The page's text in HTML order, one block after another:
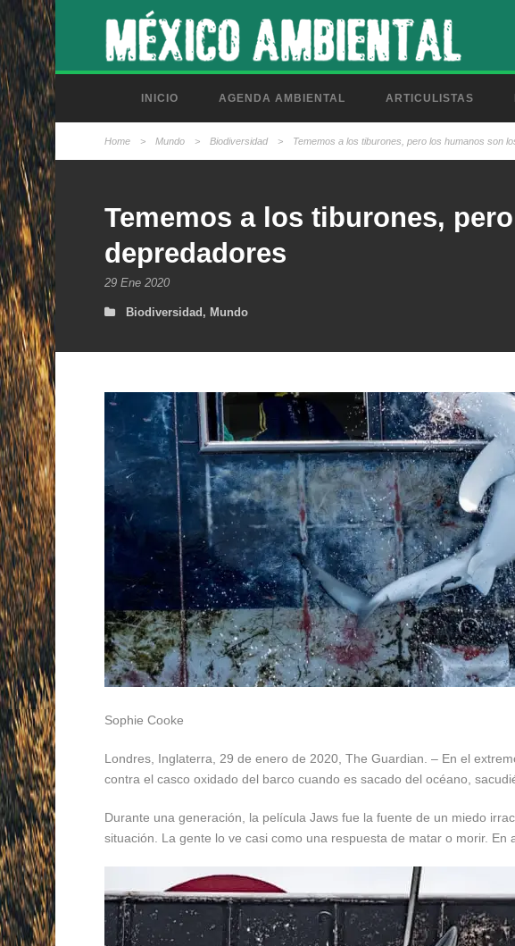
INICIO AGENDA AMBIENTAL ARTICULISTAS
Home > Mundo > Biodiversidad > Tememos a los tiburones, pero los humanos son
Tememos a los tiburones,
depredadores
29 Ene 2020
Biodiversidad , Mundo
Sophie Cooke
Londres, Inglaterra, 29 de enero de 2020, The Guardian. – En el
contra el casco oxidado del barco cuando es sacado del océano,
Durante una generación, la película Jaws fue la fuente de un miedo
situación. La gente lo ve casi como una respuesta de matar o morir.